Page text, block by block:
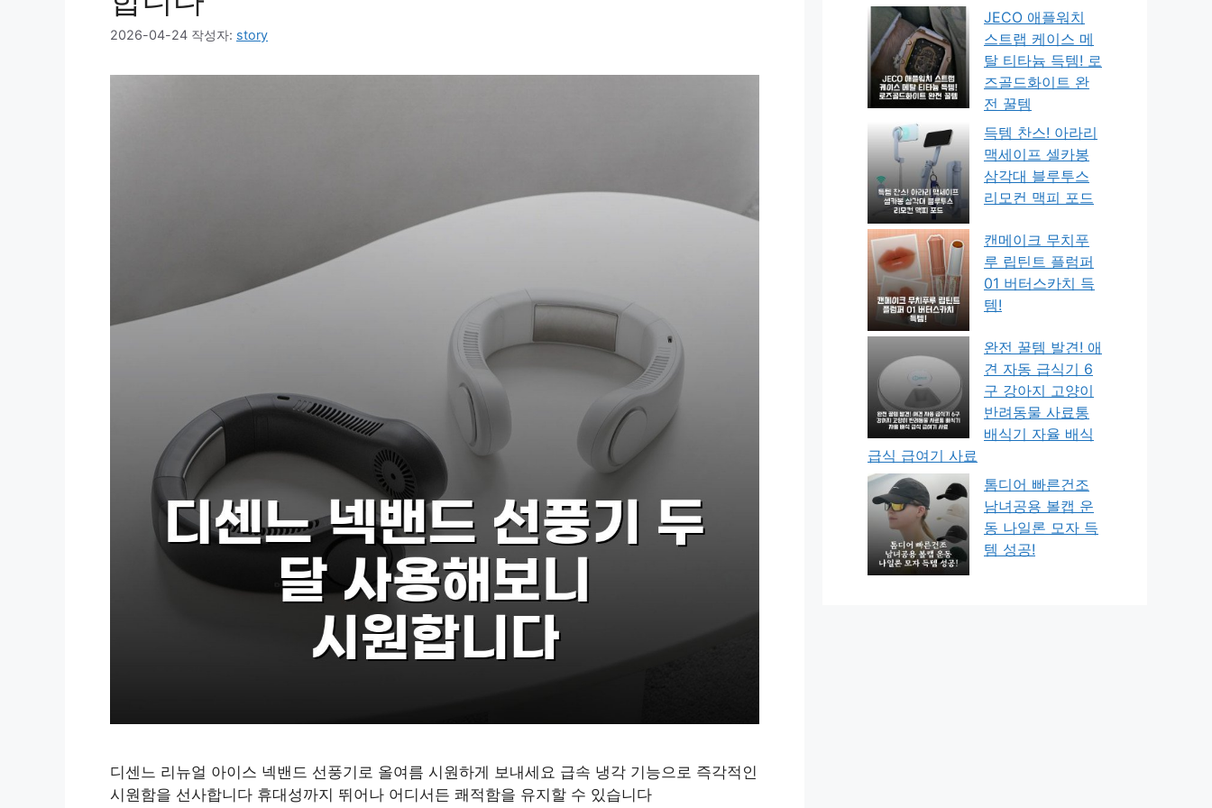
2026-04-24 작성자: story
디센느 리뉴얼 아이스 넥밴드 선풍기로 올여름 시원하게 보내세요 급속 냉각 기능으로 즉각적인
시원함을 선사합니다 휴대성까지 뛰어나 어디서든 쾌적함을 유지할 수 있습니다
JECO 애플워치
스트랩 케이스 메
탈 티타늄 득템! 로
즈골드화이트 완
전 꿀템
득템 찬스! 아라리
맥세이프 셀카봉
삼각대 블루투스
리모컨 맥피 포드
캔메이크 무치푸
루 립틴트 플럼퍼
01 버터스카치 득
템!
완전 꿀템 발견! 애
견 자동 급식기 6
구 강아지 고양이
반려동물 사료통
배식기 자율 배식
급식 급여기 사료
톰디어 빠른건조
남녀공용 볼캡 운
동 나일론 모자 득
템 성공!